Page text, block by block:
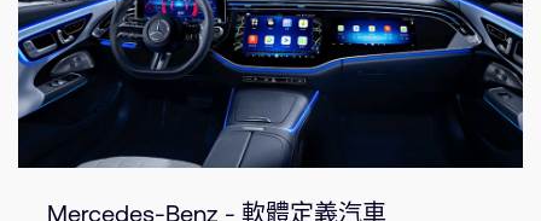
Mercedes-Benz - 軟體定義汽車